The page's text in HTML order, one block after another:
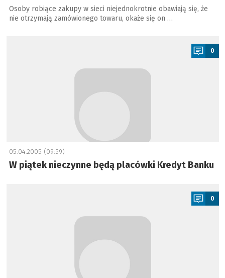
Osoby robiące zakupy w sieci niejednokrotnie obawiają się, że
nie otrzymają zamówionego towaru, okaże się on …
0
05.04.2005 (09:59)
W piątek nieczynne będą placówki Kredyt Banku
0